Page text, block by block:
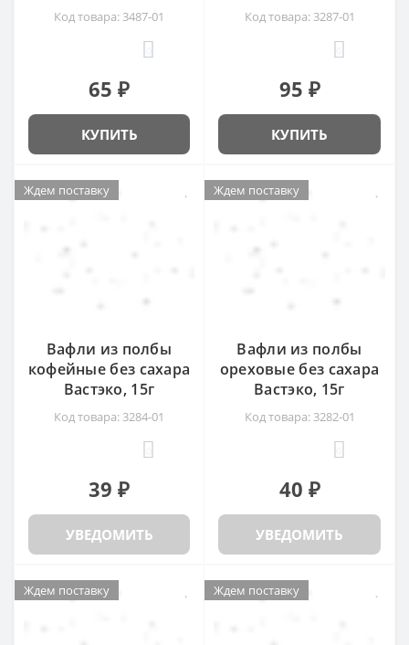
Код товара: 3487-01
65 ₽
КУПИТЬ
Код товара: 3287-01
95 ₽
КУПИТЬ
Ждем поставку
Ждем поставку
Вафли из полбы
кофейные без сахара
Вастэко, 15г
Код товара: 3284-01
39 ₽
УВЕДОМИТЬ
Ждем поставку
Ждем поставку
Вафли из полбы
ореховые без сахара
Вастэко, 15г
Код товара: 3282-01
40 ₽
УВЕДОМИТЬ
Ждем поставку
Ждем поставку Ждем поставку
Ждем поставку